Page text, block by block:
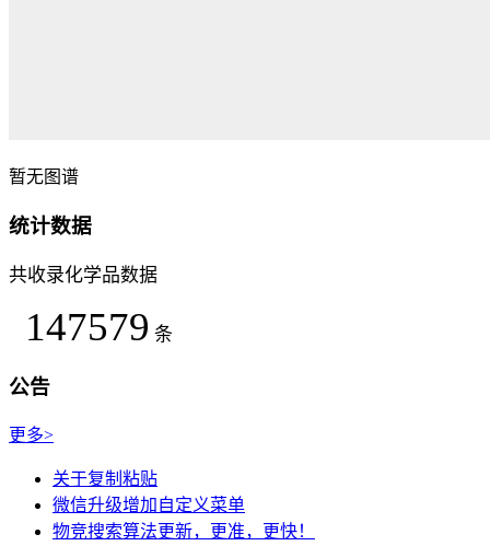
暂无图谱
统计数据
共收录化学品数据
147579 条
公告
更多>
关于复制粘贴
微信升级增加自定义菜单
物竞搜索算法更新，更准，更快！